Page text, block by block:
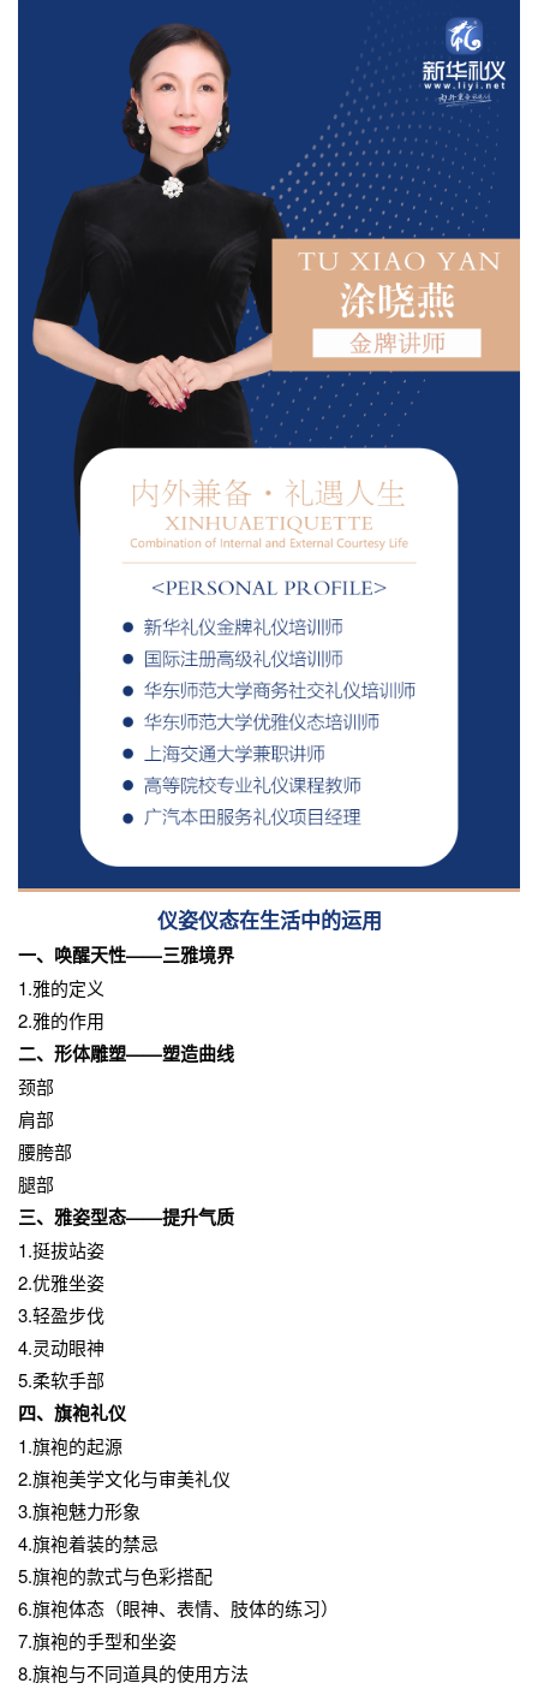
仪姿仪态在生活中的运用
一、唤醒天性——三雅境界
1.雅的定义
2.雅的作用
二、形体雕塑——塑造曲线
颈部
肩部
腰胯部
腿部
三、雅姿型态——提升气质
1.挺拔站姿
2.优雅坐姿
3.轻盈步伐
4.灵动眼神
5.柔软手部
四、旗袍礼仪
1.旗袍的起源
2.旗袍美学文化与审美礼仪
3.旗袍魅力形象
4.旗袍着装的禁忌
5.旗袍的款式与色彩搭配
6.旗袍体态（眼神、表情、肢体的练习）
7.旗袍的手型和坐姿
8.旗袍与不同道具的使用方法